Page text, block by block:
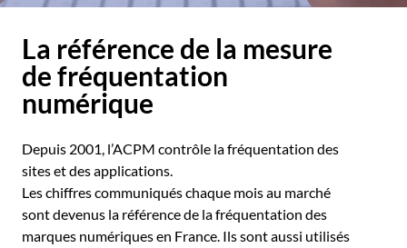
La référence de la mesure
de fréquentation
numérique
Depuis 2001, l’ACPM contrôle la fréquentation des
sites et des applications.
Les chiffres communiqués chaque mois au marché
sont devenus la référence de la fréquentation des
marques numériques en France. Ils sont aussi utilisés